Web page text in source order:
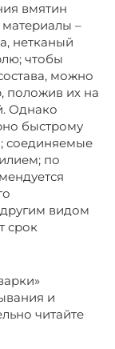
вмятин
–
нетканый
чтобы
можно
положив их на
Однако
быстрому
соединяемые
по
видом
срок
и
читайте